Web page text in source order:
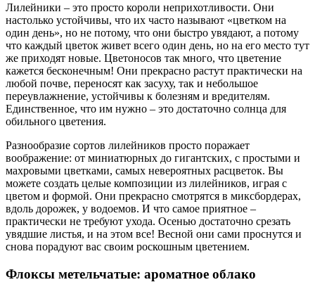
Лилейники – это просто короли неприхотливости. Они
настолько устойчивы, что их часто называют «цветком на
один день», но не потому, что они быстро увядают, а потому
что каждый цветок живет всего один день, но на его место тут
же приходят новые. Цветоносов так много, что цветение
кажется бесконечным! Они прекрасно растут практически на
любой почве, переносят как засуху, так и небольшое
переувлажнение, устойчивы к болезням и вредителям.
Единственное, что им нужно – это достаточно солнца для
обильного цветения.
Разнообразие сортов лилейников просто поражает
воображение: от миниатюрных до гигантских, с простыми и
махровыми цветками, самых невероятных расцветок. Вы
можете создать целые композиции из лилейников, играя с
цветом и формой. Они прекрасно смотрятся в миксбордерах,
вдоль дорожек, у водоемов. И что самое приятное –
практически не требуют ухода. Осенью достаточно срезать
увядшие листья, и на этом все! Весной они сами проснутся и
снова порадуют вас своим роскошным цветением.
Флоксы метельчатые: ароматное облако